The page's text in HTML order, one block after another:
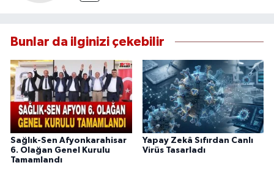
Bunlar da ilginizi çekebilir
Sağlık-Sen Afyonkarahisar
6. Olağan Genel Kurulu
Tamamlandı
Yapay Zekâ Sıfırdan Canlı
Virüs Tasarladı